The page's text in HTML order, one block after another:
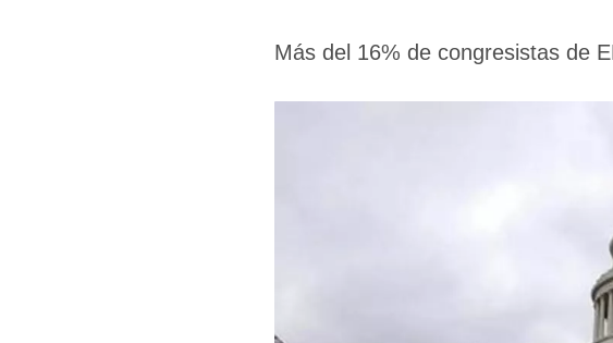
Más del 16% de congresistas de